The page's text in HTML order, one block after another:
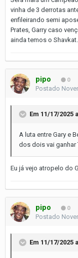
vinha de 3 derrotas
enfileirando semi
Prates, Garry caso
ainda temos o Shavkat.
pipo 0
Postado
Em 11/17/2025
A luta entre Gary e
dos dois vai ganhar
Eu já vejo atropelo do
pipo 0
Postado
Em 11/17/2025